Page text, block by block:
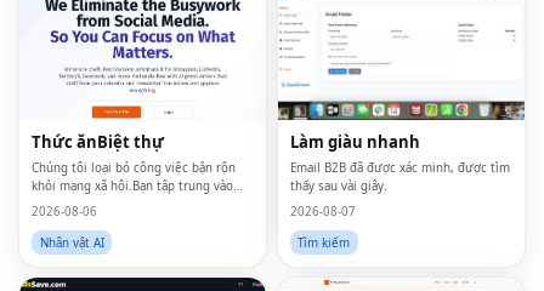
Thức ănBiệt thự
Chúng tôi loại bỏ công việc bận rộn
khỏi mạng xã hội.Bạn tập trung vào
những gì quan trọng.
2026-08-06
Nhân vật AI
Làm giàu nhanh
Email B2B đã được xác minh, được tìm
thấy sau vài giây.
2026-08-07
Tìm kiếm